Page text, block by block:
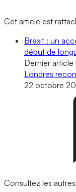
Cet article est
Brexit : un
début de
Dernier article
Londres
22 octobre
Consultez les